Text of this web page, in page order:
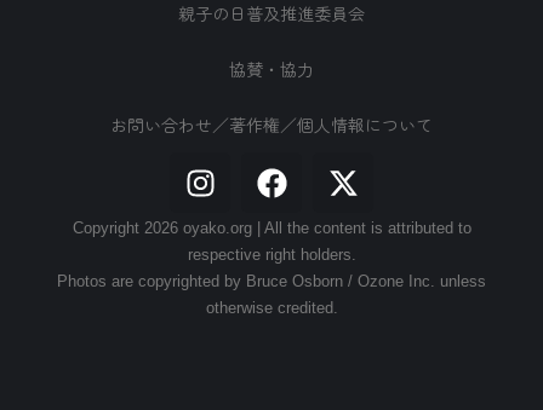
親子の日普及推進委員会
協賛・協力
お問い合わせ／著作権／個人情報について
Copyright 2026 oyako.org | All the content is attributed to
respective right holders.
Photos are copyrighted by Bruce Osborn / Ozone Inc. unless
otherwise credited.